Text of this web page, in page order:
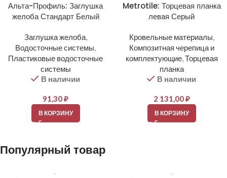
Альта-Профиль: Заглушка
желоба Стандарт Белый
Заглушка желоба,
Водосточные системы,
Пластиковые водосточные
системы
В наличии
91,30₽
В КОРЗИНУ
Metrotile: Торцевая планка
левая Серый
Кровельные материалы,
Композитная черепица и
комплектующие,Торцевая
планка
В наличии
2 131,00₽
В КОРЗИНУ
Популярный товар